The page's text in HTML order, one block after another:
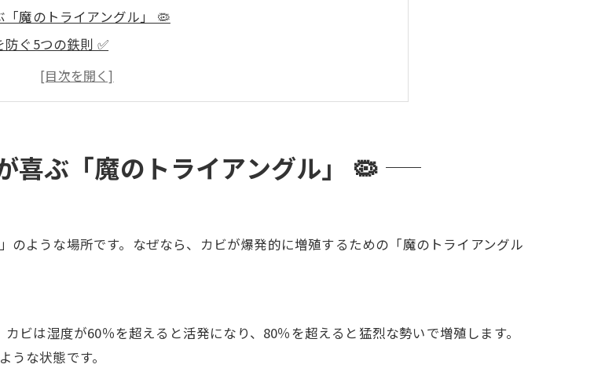
魔のトライアングル」 🦠
防ぐ5つの鉄則 ✅
めないで
しない 🧺
の放置はNG 🕸️
が最大の防御 ⏱️
塩素系」クリーナーの正しい使い分け 🧼
も「洗面所の壁」は大丈夫？ 🏠
ったら…カビバスターズ福岡の出番です！
住まいをあなたに。 📞
喜ぶ「魔のトライアングル」 🦠
ような場所です。なぜなら、カビが爆発的に増殖するための「魔のトライアングル
ビは湿度が60％を超えると活発になり、80％を超えると猛烈な勢いで増殖します。
な状態です。